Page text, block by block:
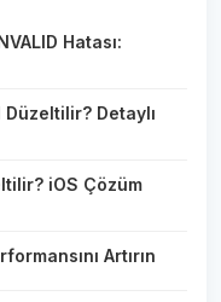
Hatası:
Detaylı
iOS Çözüm
Artırın